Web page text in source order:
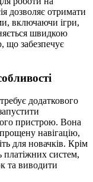
дозволяє отримати
включаючи ігри,
швидкою
що забезпечує
додаткового
пристрою. Вона
навігацію,
для новачків. Крім
платіжних систем,
та виводити